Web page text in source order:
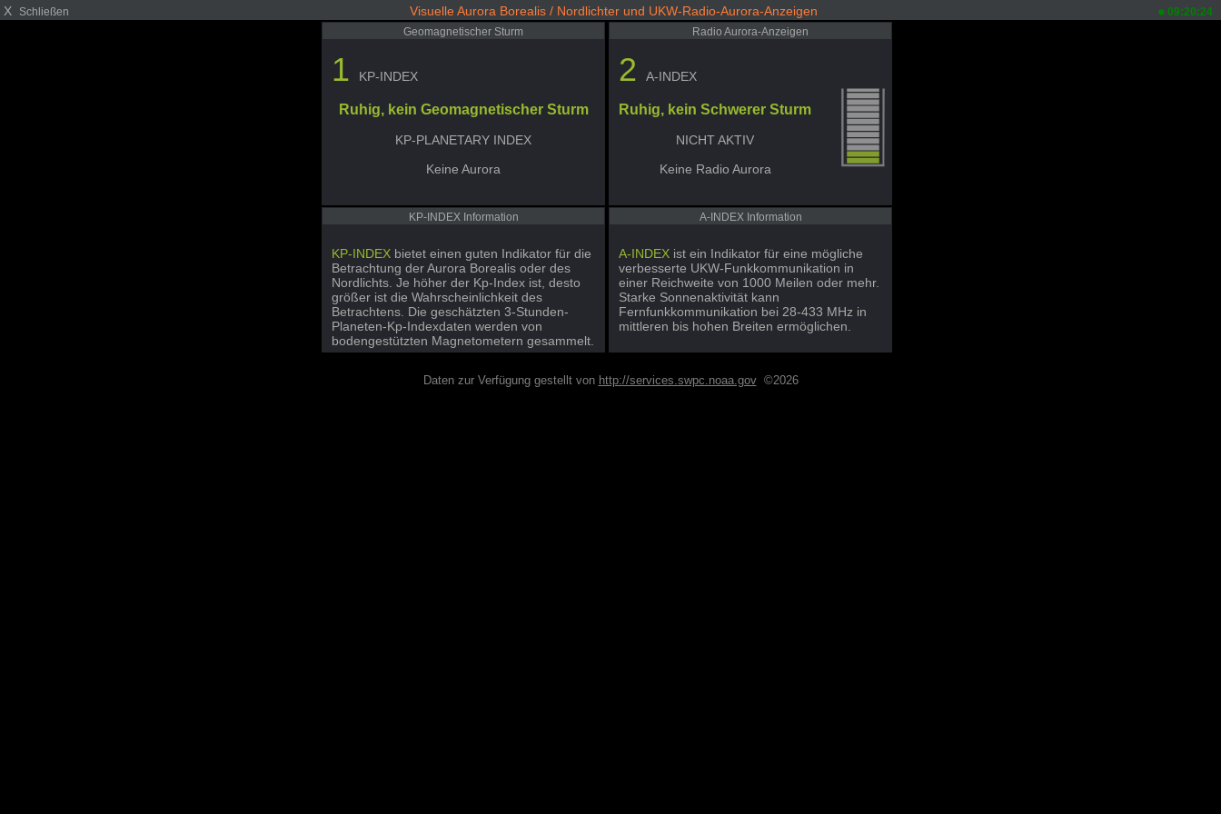
X Schließen Visuelle Aurora Borealis / Nordlichter und UKW-Radio-Aurora-Anzeigen 09:20:24
Geomagnetischer Sturm
1 KP-INDEX
Ruhig, kein Geomagnetischer Sturm
KP-PLANETARY INDEX
Keine Aurora
Radio Aurora-Anzeigen
2 A-INDEX
Ruhig, kein Schwerer Sturm
NICHT AKTIV
Keine Radio Aurora
KP-INDEX Information
KP-INDEX bietet einen guten Indikator für die
Betrachtung der Aurora Borealis oder des
Nordlichts. Je höher der Kp-Index ist, desto
größer ist die Wahrscheinlichkeit des
Betrachtens. Die geschätzten 3-Stunden-
Planeten-Kp-Indexdaten werden von
bodengestützten Magnetometern gesammelt.
A-INDEX Information
A-INDEX ist ein Indikator für eine mögliche
verbesserte UKW-Funkkommunikation in
einer Reichweite von 1000 Meilen oder mehr.
Starke Sonnenaktivität kann
Fernfunkkommunikation bei 28-433 MHz in
mittleren bis hohen Breiten ermöglichen.
Daten zur Verfügung gestellt von http://services.swpc.noaa.gov©2026